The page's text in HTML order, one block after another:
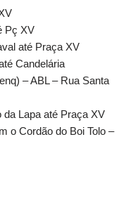
Pç XV
até Praça XV
Candelária
– ABL – Rua Santa
da Lapa até Praça XV
o Cordão do Boi Tolo –